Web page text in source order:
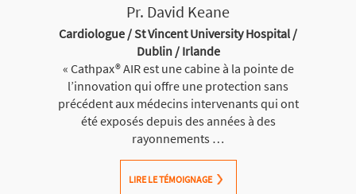
Pr. David Keane
Cardiologue / St Vincent University Hospital /
Dublin / Irlande
« Cathpax® AIR est une cabine à la pointe de
l’innovation qui offre une protection sans
précédent aux médecins intervenants qui ont
été exposés depuis des années à des
rayonnements …
LIRE LE TÉMOIGNAGE